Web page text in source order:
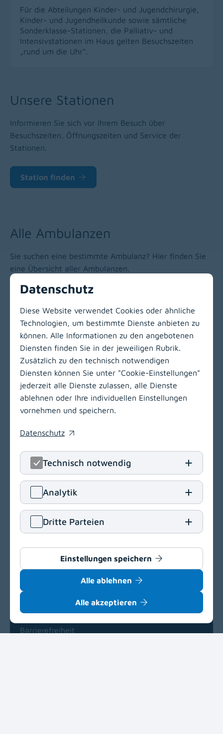
Für die Abteilungen Kinder- und Jugendchirurgie,
Kinder- und Jugendheilkunde sowie sämtliche
Sonderklasse-Stationen, die Palliativ- und
Intensivstationen im Haus gelten Besuchszeiten
„rund um die Uhr".
Unsere Stationen
Informieren Sie sich vor Ihrem Besuch über
Besuchszeiten, Öffnungszeiten und Service der
Stationen.
Station finden
Alle Ambulanzen
Sie suchen eine bestimmte Ambulanz? Hier finden Sie
eine Übersicht aller Ambulanzen.
Zur Hauptnavigation
LinkedIn
(opens in
Klinikum Klagenfurt am Wörthersee
Feschnigstraße 11
9020 Klagenfurt am Wörthersee
+43 463 538-0
Eklinikum.klagenfurt[at]kabeg.at
(opens in a new window)
Barrierefreiheit
Datenschutz
Diese Website verwendet Cookies oder ähnliche
Technologien, um bestimmte Dienste anbieten zu
können. Alle Informationen zu den angebotenen
Diensten finden Sie in der jeweiligen Rubrik.
Zusätzlich zu den technisch notwendigen
Diensten können Sie unter "Cookie-Einstellungen"
jederzeit alle Dienste zulassen, alle Dienste
ablehnen oder Ihre individuellen Einstellungen
vornehmen und speichern.
Datenschutz
(opens in a new window)
Technisch notwendig
Analytik
Dritte Parteien
Einstellungen speichern
Alle ablehnen
Alle akzeptieren